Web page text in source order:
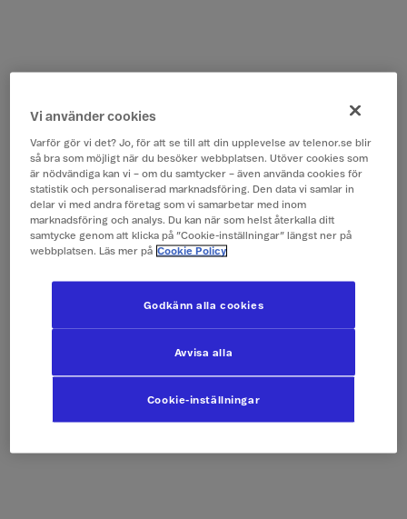
Vi använder cookies
Varför gör vi det? Jo, för att se till att din upplevelse av telenor.se blir
så bra som möjligt när du besöker webbplatsen. Utöver cookies som
är nödvändiga kan vi – om du samtycker – även använda cookies för
statistik och personaliserad marknadsföring. Den data vi samlar in
delar vi med andra företag som vi samarbetar med inom
marknadsföring och analys. Du kan när som helst återkalla ditt
samtycke genom att klicka på ”Cookie-inställningar” längst ner på
webbplatsen. Läs mer på Cookie Policy
Cookie-inställningar
Avvisa alla
Godkänn alla cookies